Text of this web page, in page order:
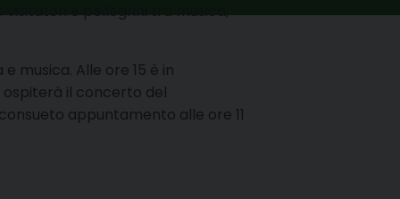
e pellegrini tra musica,
musica. Alle ore 15 è in
ospiterà il concerto del
appuntamento alle ore 11